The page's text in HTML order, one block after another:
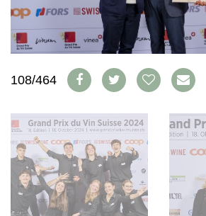
ABO
AUSGABE
ARCHIV
VORTEILSWELT
BÜCHER
WEINSZENE
VINOPHILES
ANMELDEN
AWARDS
GEWINNSPIELE
VORTEILSWELT
TRINKREIFETABELLE
ABO
WEINSUCHE
NEWSLETTER
WINE TRADE CLUB
REDAKTION
108/464